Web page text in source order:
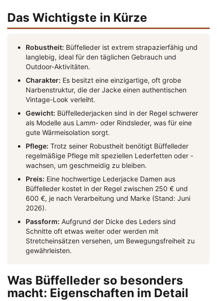
Das Wichtigste in Kürze
Robustheit: Büffelleder ist extrem strapazierfähig und
langlebig, ideal für den täglichen Gebrauch und
Outdoor-Aktivitäten.
Charakter: Es besitzt eine einzigartige, oft grobe
Narbenstruktur, die der Jacke einen authentischen
Vintage-Look verleiht.
Gewicht: Büffellederjacken sind in der Regel schwerer
als Modelle aus Lamm- oder Rindsleder, was für eine
gute Wärmeisolation sorgt.
Pflege: Trotz seiner Robustheit benötigt Büffelleder
regelmäßige Pflege mit speziellen Lederfetten oder -
wachsen, um geschmeidig zu bleiben.
Preis: Eine hochwertige Lederjacke Damen aus
Büffelleder kostet in der Regel zwischen 250 € und
600 €, je nach Verarbeitung und Marke (Stand: Juni
2026).
Passform: Aufgrund der Dicke des Leders sind
Schnitte oft etwas weiter oder werden mit
Stretcheinsätzen versehen, um Bewegungsfreiheit zu
gewährleisten.
Was Büffelleder so besonders
macht: Eigenschaften im Detail